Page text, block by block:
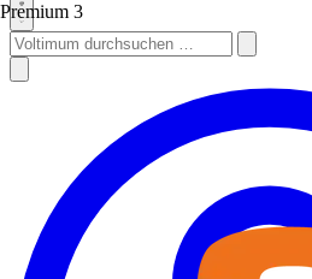
Premium 3